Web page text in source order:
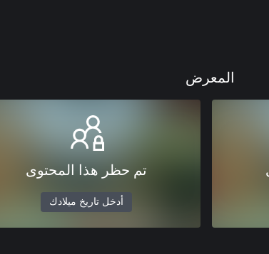
المعرض
تم حظر هذا المحتوى
أدخل تاريخ ميلادك